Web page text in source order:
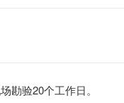
勘验20个工作日。